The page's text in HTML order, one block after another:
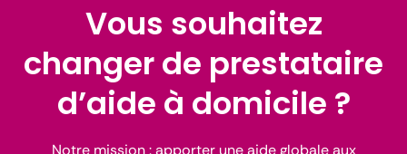
Vous souhaitez
changer de prestataire
d’aide à domicile ?
Notre mission : apporter une aide globale aux